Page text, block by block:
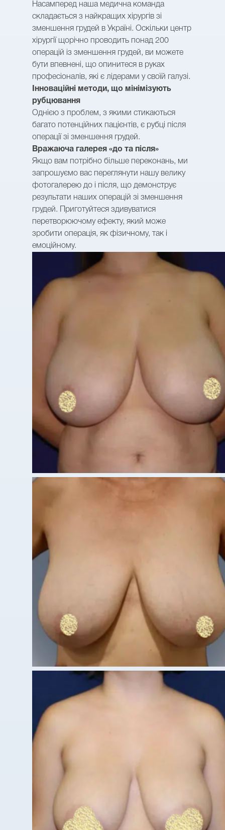
Насамперед наша медична команда
складається з найкращих хірургів зі
зменшення грудей в Україні. Оскільки центр
хірургії щорічно проводить понад 200
операцій із зменшення грудей, ви можете
бути впевнені, що опинитеся в руках
професіоналів, які є лідерами у своїй галузі.
Інноваційні методи, що мінімізують
рубцювання
Однією з проблем, з якими стикаються
багато потенційних пацієнтів, є рубці після
операції зі зменшення грудей.
Вражаюча галерея «до та після»
Якщо вам потрібно більше переконань, ми
запрошуємо вас переглянути нашу велику
фотогалерею до і після, що демонструє
результати наших операцій зі зменшення
грудей. Приготуйтеся здивуватися
перетворюючому ефекту, який може
зробити операція, як фізичному, так і
емоційному.